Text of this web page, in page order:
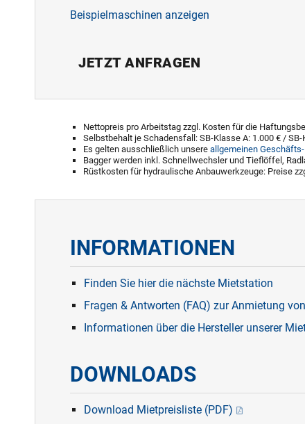
Beispielmaschinen anzeigen
JETZT ANFRAGEN
Nettopreis pro Arbeitstag zzgl. Kosten für die
Selbstbehalt je Schadensfall: SB-Klasse A: 1.000 € /
Es gelten ausschließlich unsere allgemeinen
Bagger werden inkl. Schnellwechsler und Tieflöffel,
Rüstkosten für hydraulische Anbauwerkzeuge: Preise
INFORMATIONEN
Finden Sie hier die nächste Mietstation
Fragen & Antworten (FAQ) zur Anmietung
Informationen über die Hersteller unserer
DOWNLOADS
Download Mietpreisliste (PDF)